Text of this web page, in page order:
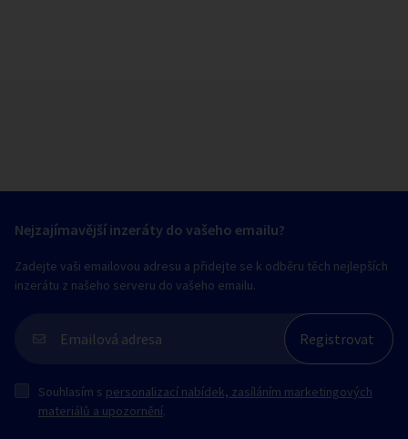
Nejzajímavější inzeráty do vašeho emailu?
Zadejte vaši emailovou adresu a přidejte se k odběru těch nejlepších
inzerátu z našeho serveru do vašeho emailu.
Souhlasím s personalizací nabídek, zasíláním marketingových
materiálů a upozornění.